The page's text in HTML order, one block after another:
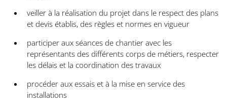
veiller à la réalisation du projet dans le respect des plans
et devis établis, des règles et normes en vigueur
participer aux séances de chantier avec les
représentants des différents corps de métiers, respecter
les délais et la coordination des travaux
procéder aux essais et à la mise en service des
installations